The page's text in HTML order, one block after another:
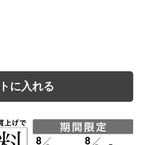
に入れる